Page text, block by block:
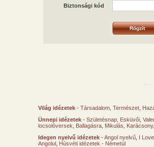
Biztonsági kód
Világ idézetek - Társadalom Természet
Ünnepi idézetek - Születésnap Esküvői
locsolóversek
Ballagásra Mikulás Karácsony
Idegen nyelvű idézetek -Angol nyelvű I
Angolul Húsvéti idézetek - Németül